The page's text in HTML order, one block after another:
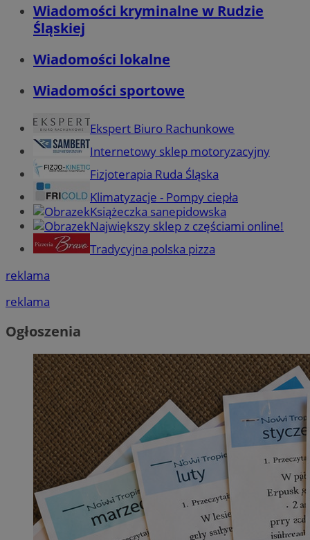
Wiadomości kryminalne w Rudzie
Śląskiej
Wiadomości lokalne
Wiadomości sportowe
Ekspert Biuro Rachunkowe
Internetowy sklep motoryzacyjny
Fizjoterapia Ruda Śląska
Klimatyzacje - Pompy ciepła
Książeczka sanepidowska
Największy sklep z częściami online!
Tradycyjna polska pizza
reklama
reklama
Ogłoszenia